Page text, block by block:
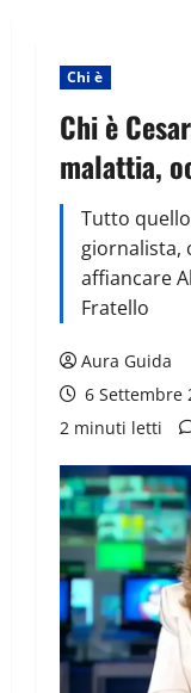
Chi è
Chi è
malattia,
Tutto
giornalista,
affiancare
Fratello
Aura Guida
6 Settembre
2 minuti letti